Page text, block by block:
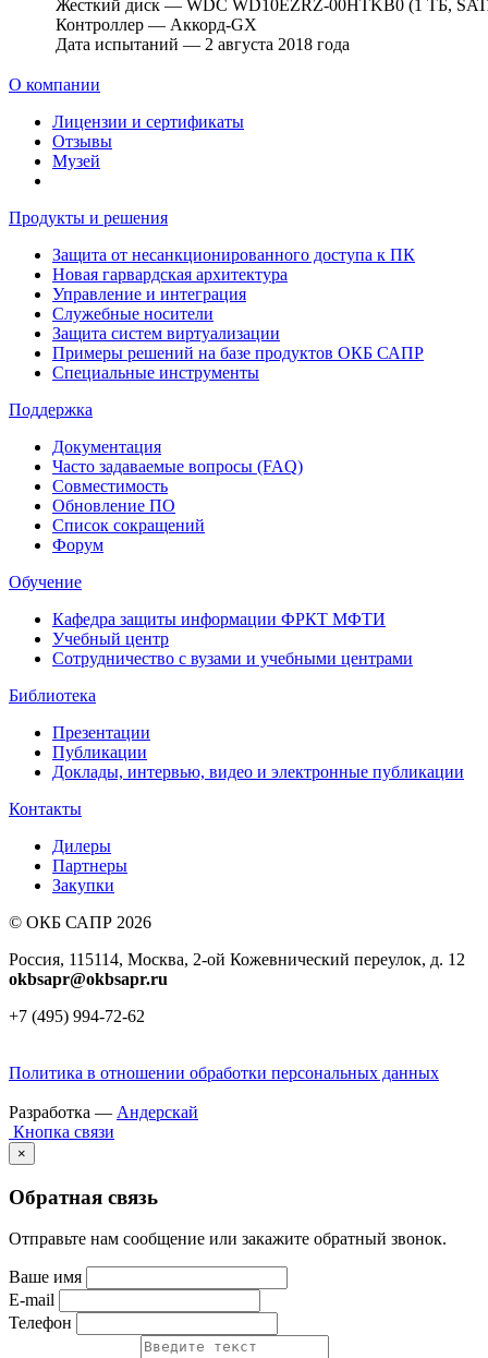
Жесткий диск — WDC WD10EZRZ-00HTKB0 (1 ТБ,
Контроллер — Аккорд-GX
Дата испытаний — 2 августа 2018 года
О компании
Лицензии и сертификаты
Отзывы
Музей
Продукты и решения
Защита от несанкционированного доступа к ПК
Новая гарвардская архитектура
Управление и интеграция
Служебные носители
Защита систем виртуализации
Примеры решений на базе продуктов ОКБ САПР
Специальные инструменты
Поддержка
Документация
Часто задаваемые вопросы (FAQ)
Совместимость
Обновление ПО
Список сокращений
Форум
Обучение
Кафедра защиты информации ФРКТ МФТИ
Учебный центр
Сотрудничество с вузами и учебными центрами
Библиотека
Презентации
Публикации
Доклады, интервью, видео и электронные публикации
Контакты
Дилеры
Партнеры
Закупки
© ОКБ САПР 2026
Россия, 115114, Москва, 2-ой Кожевнический переулок, д. 12
okbsapr@okbsapr.ru
+7 (495) 994-72-62
Политика в отношении обработки персональных данных
Разработка — Андерскай
Кнопка связи
×
Обратная связь
Отправьте нам сообщение или закажите обратный звонок.
Ваше имя
E-mail
Телефон